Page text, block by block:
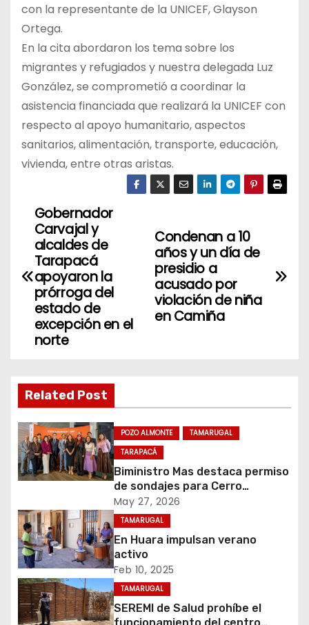
con la representante de la UNICEF, Glayson
Ortega.
En la cita abordaron los tema sobre los
migrantes y refugiados y nuestra delegada Luz
González, se comprometió a coordinar la
asistencia financiada que realizará la UNICEF con
respecto al apoyo humanitario, aspectos
sanitarios, alimentación, transporte, educación,
vivienda, entre otras aristas.
N
v
c
i
ó
n
d
e
e
n
Condenan a 10
años y un día de
presidio a
acusado por
violación de niña
en Camiña
Gobernador
Carvajal y
alcaldes de
Tarapacá
apoyaron la
prórroga del
estado de
excepción en el
norte
Related Post
POZO ALMONTE
TAMARUGAL
TARAPACÁ
Biministro Mas destaca permiso
de sondajes para Cerro
Colorado
May 27, 2026
TAMARUGAL
En Huara impulsan verano
activo
Feb 10, 2025
TAMARUGAL
SEREMI de Salud prohíbe el
funcionamiento del centro